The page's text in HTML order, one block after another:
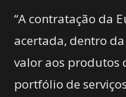
“A contratação da
acertada, dentro
valor aos produtos
portfólio de